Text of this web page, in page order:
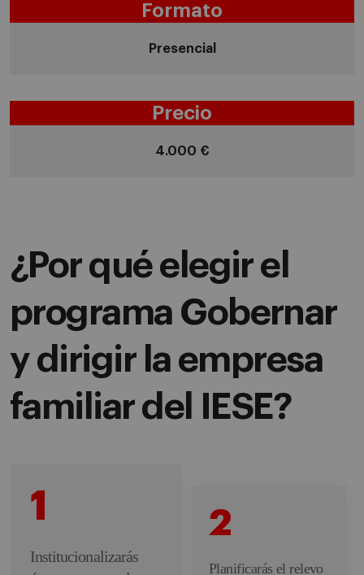
Formato
Presencial
Precio
4.000 €
¿Por qué elegir el
programa Gobernar
y dirigir la empresa
familiar del IESE?
1
Institucionalizarás
2
Planificarás el relevo